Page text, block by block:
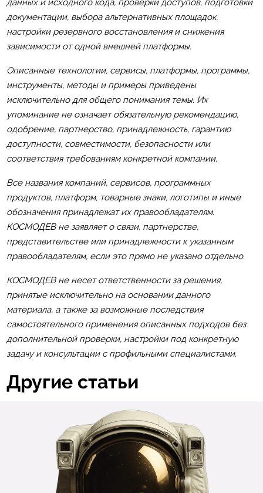
данных и исходного кода, проверки доступов, подготовки
документации, выбора альтернативных площадок,
настройки резервного восстановления и снижения
зависимости от одной внешней платформы.
Описанные технологии, сервисы, платформы, программы,
инструменты, методы и примеры приведены
исключительно для общего понимания темы. Их
упоминание не означает обязательную рекомендацию,
одобрение, партнерство, принадлежность, гарантию
доступности, совместимости, безопасности или
соответствия требованиям конкретной компании.
Все названия компаний, сервисов, программных
продуктов, платформ, товарные знаки, логотипы и иные
обозначения принадлежат их правообладателям.
КОСМОДЕВ не заявляет о связи, партнерстве,
представительстве или принадлежности к указанным
правообладателям, если это прямо не указано отдельно.
КОСМОДЕВ не несет ответственности за решения,
принятые исключительно на основании данного
материала, а также за возможные последствия
самостоятельного применения описанных подходов без
дополнительной проверки, настройки под конкретную
задачу и консультации с профильными специалистами.
Другие статьи